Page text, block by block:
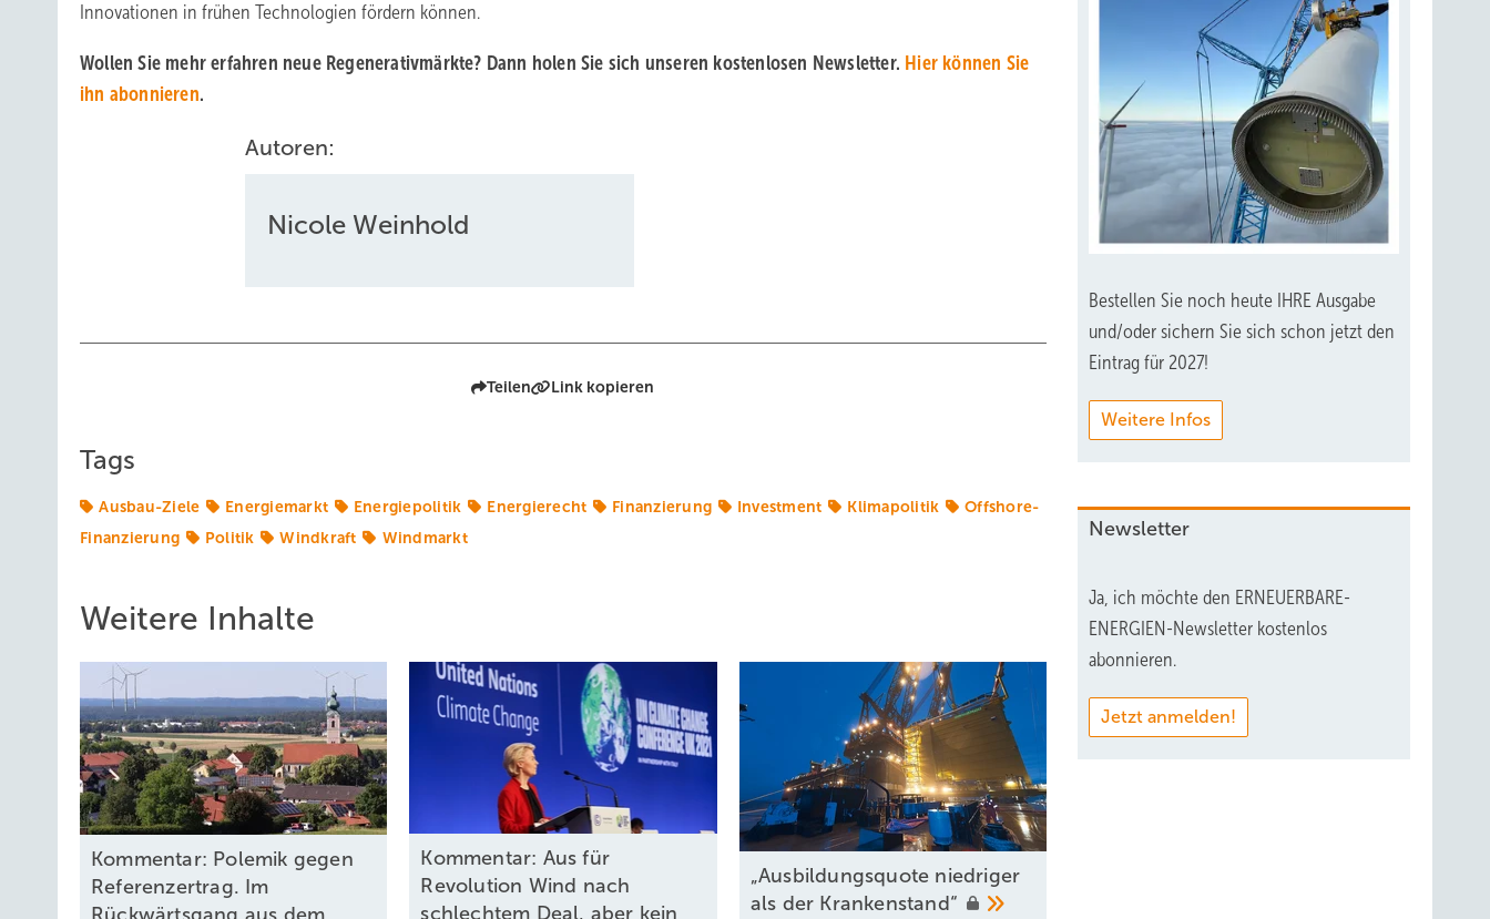
Innovationen in frühen Technologien fördern können.
Wollen Sie mehr erfahren neue Regenerativmärkte? Dann holen Sie sich unseren kostenlosen Newsletter. Hier können Sie
ihn abonnieren.
Autoren:
Nicole Weinhold
Teilen Link kopieren
Tags
Ausbau-Ziele Energiemarkt Energiepolitik Energierecht Finanzierung Investment Klimapolitik
Offshore-
Finanzierung
Politik Windkraft Windmarkt
Weitere Inhalte
Kommentar: Polemik gegen
Referenzertrag. Im
Kommentar: Aus für
Revolution Wind nach
schlechtem Deal, aber kein
„Ausbildungsquote niedriger
als der Krankenstand“
Bestellen Sie noch heute IHRE Ausgabe
und/oder sichern Sie sich schon jetzt den
Eintrag für 2027!
Weitere Infos
Newsletter
Ja, ich möchte den ERNEUERBARE-
ENERGIEN-Newsletter kostenlos
abonnieren.
Jetzt anmelden!